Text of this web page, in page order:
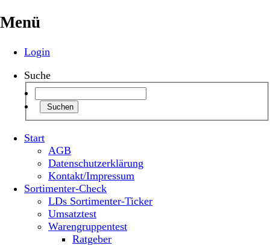
Menü
Login
Suche
Suchen
Start
AGB
Datenschutzerklärung
Kontakt/Impressum
Sortimenter-Check
LDs Sortimenter-Ticker
Umsatztest
Warengruppentest
Ratgeber